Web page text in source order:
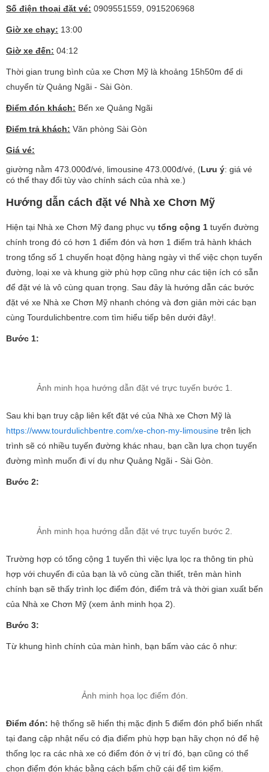
Số điện thoại đặt vé: 0909551559, 0915206968
Giờ xe chạy: 13:00
Giờ xe đến: 04:12
Thời gian trung bình của xe Chơn Mỹ là khoảng 15h50m để di
chuyển từ Quảng Ngãi - Sài Gòn.
Điểm đón khách: Bến xe Quảng Ngãi
Điểm trả khách: Văn phòng Sài Gòn
Giá vé:
giường nằm 473.000đ/vé, limousine 473.000đ/vé, (Lưu ý: giá vé
có thể thay đổi tùy vào chính sách của nhà xe.)
Hướng dẫn cách đặt vé Nhà xe Chơn Mỹ
Hiện tại Nhà xe Chơn Mỹ đang phục vụ tổng cộng 1 tuyến đường
chính trong đó có hơn 1 điểm đón và hơn 1 điểm trả hành khách
trong tổng số 1 chuyến hoạt động hàng ngày vì thế việc chọn tuyến
đường, loại xe và khung giờ phù hợp cũng như các tiện ích có sẵn
để đặt vé là vô cùng quan trọng. Sau đây là hướng dẫn các bước
đặt vé xe Nhà xe Chơn Mỹ nhanh chóng và đơn giản mời các bạn
cùng Tourdulichbentre.com tìm hiểu tiếp bên dưới đây!.
Bước 1:
Ảnh minh họa hướng dẫn đặt vé trực tuyến bước 1.
Sau khi bạn truy cập liên kết đặt vé của Nhà xe Chơn Mỹ là
https://www.tourdulichbentre.com/xe-chon-my-limousine trên lịch
trình sẽ có nhiều tuyến đường khác nhau, bạn cần lựa chọn tuyến
đường mình muốn đi ví dụ như Quảng Ngãi - Sài Gòn.
Bước 2:
Ảnh minh họa hướng dẫn đặt vé trực tuyến bước 2.
Trường hợp có tổng cộng 1 tuyến thì việc lựa lọc ra thông tin phù
hợp với chuyến đi của bạn là vô cùng cần thiết, trên màn hình
chính bạn sẽ thấy trình lọc điểm đón, điểm trả và thời gian xuất bến
của Nhà xe Chơn Mỹ (xem ảnh minh họa 2).
Bước 3:
Từ khung hình chính của màn hình, bạn bấm vào các ô như:
Ảnh minh họa lọc điểm đón.
Điểm đón: hệ thống sẽ hiển thị mặc định 5 điểm đón phổ biến nhất
tại đang cập nhật nếu có địa điểm phù hợp bạn hãy chọn nó để hệ
thống lọc ra các nhà xe có điểm đón ở vị trí đó, bạn cũng có thể
chọn điểm đón khác bằng cách bấm chữ cái để tìm kiếm.